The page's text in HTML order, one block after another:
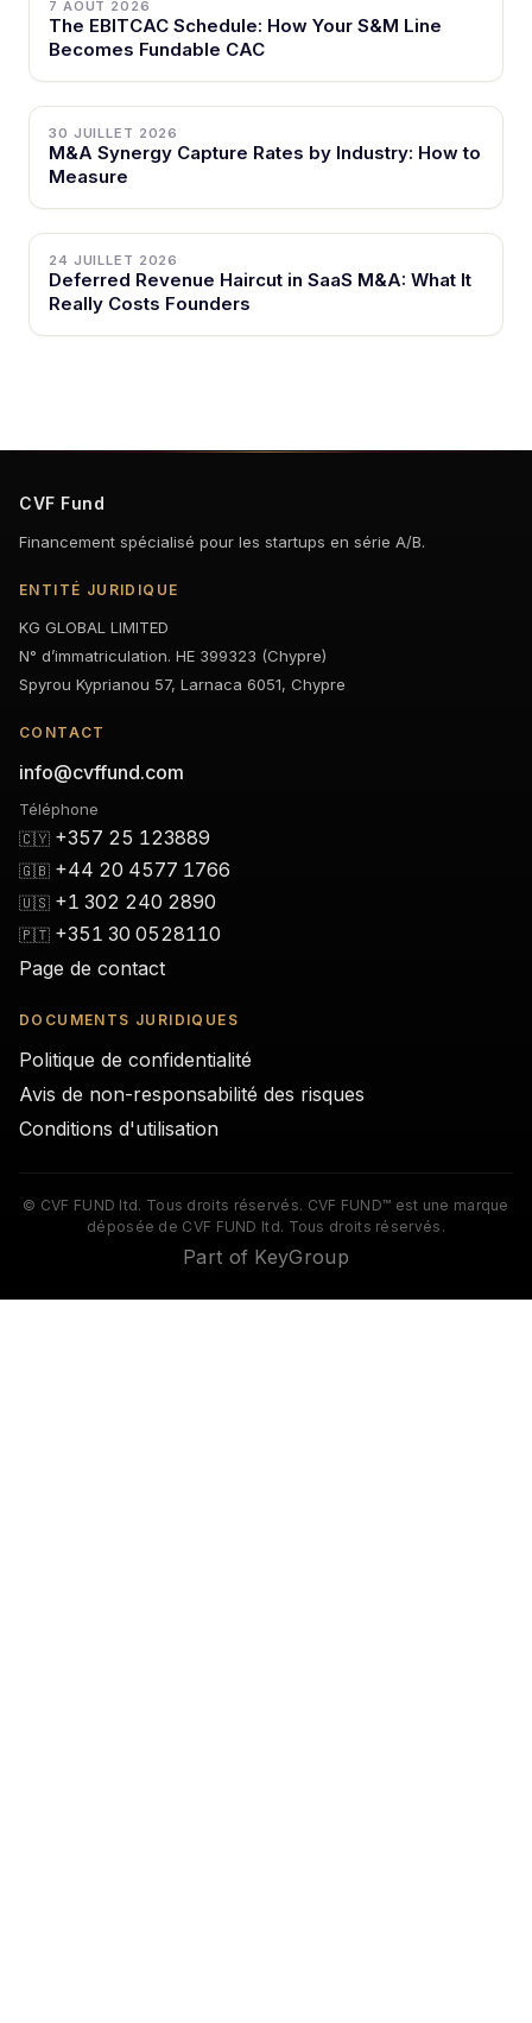
7 AOÛT 2026
The EBITCAC Schedule: How Your S&M Line
Becomes Fundable CAC
30 JUILLET 2026
M&A Synergy Capture Rates by Industry: How to
Measure
24 JUILLET 2026
Deferred Revenue Haircut in SaaS M&A: What It
Really Costs Founders
CVF Fund
Financement spécialisé pour les startups en série A/B.
ENTITÉ JURIDIQUE
KG GLOBAL LIMITED
N° d’immatriculation. HE 399323 (Chypre)
Spyrou Kyprianou 57, Larnaca 6051, Chypre
CONTACT
info@cvffund.com
Téléphone
🇨🇾 +357 25 123889
🇬🇧 +44 20 4577 1766
🇺🇸 +1 302 240 2890
🇵🇹 +351 30 0528110
Page de contact
DOCUMENTS JURIDIQUES
Politique de confidentialité
Avis de non-responsabilité des risques
Conditions d'utilisation
© CVF FUND ltd. Tous droits réservés. CVF FUND™ est une marque
déposée de CVF FUND ltd. Tous droits réservés.
Part of KeyGroup